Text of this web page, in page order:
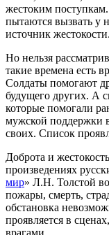
жестоким
пытаются вызвать у
источник жестокости.
Но нельзя
такие времена есть
Солдаты помогают
будущего других. А
которые помогали
мужской поддержки
своих. Список
Доброта и
произведениях
мир» Л.Н. Толстой
пожары, смерть,
обстановка
проявляется в
врагами.